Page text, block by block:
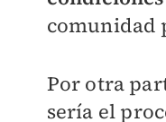
comunidad
Por otra
sería el